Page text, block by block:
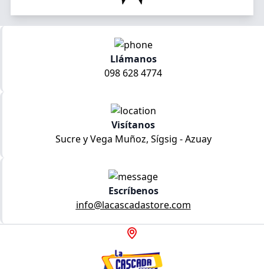
Llámanos
098 628 4774
Visítanos
Sucre y Vega Muñoz, Sígsig - Azuay
Escríbenos
info@lacascadastore.com